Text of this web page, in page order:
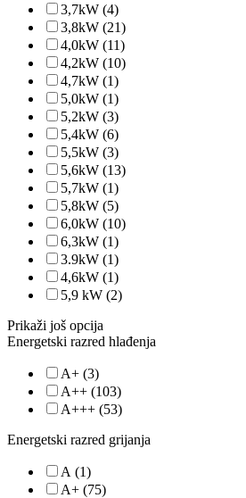
3,7kW (4)
3,8kW (21)
4,0kW (11)
4,2kW (10)
4,7kW (1)
5,0kW (1)
5,2kW (3)
5,4kW (6)
5,5kW (3)
5,6kW (13)
5,7kW (1)
5,8kW (5)
6,0kW (10)
6,3kW (1)
3.9kW (1)
4,6kW (1)
5,9 kW (2)
Prikaži još opcija
Energetski razred hlađenja
A+ (3)
A++ (103)
A+++ (53)
Energetski razred grijanja
A (1)
A+ (75)